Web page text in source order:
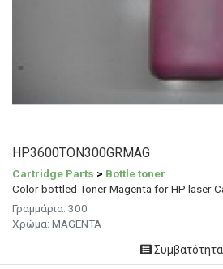
HP3600TON300GRMAG
Cartridge Parts > Bottle toner
Color bottled Toner Magenta for HP laser
Γραμμάρια: 300
Χρώμα: MAGENTA
Συμβατότητα